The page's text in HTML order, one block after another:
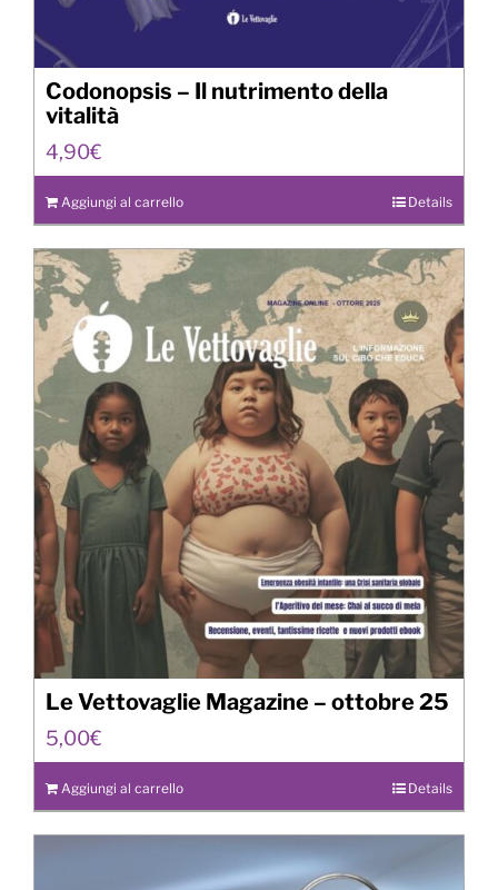
Codonopsis – Il nutrimento della
vitalità
4,90€
Aggiungi al carrello Details
Le Vettovaglie Magazine – ottobre 25
5,00€
Aggiungi al carrello Details